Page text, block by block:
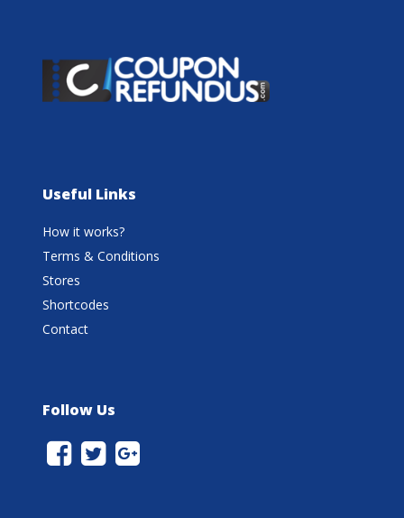
Useful Links
How it works?
Terms & Conditions
Stores
Shortcodes
Contact
Follow Us